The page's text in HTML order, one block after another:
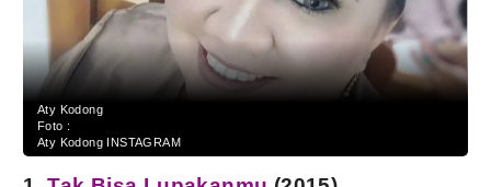
Aty Kodong
Foto :
Aty Kodong INSTAGRAM